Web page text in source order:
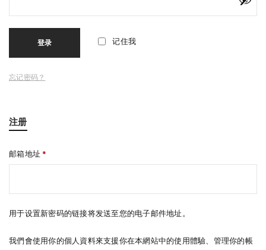
记住我
登录
忘记密码？
注册
邮箱地址 *
用于设置新密码的链接将发送至您的电子邮件地址。
我們會使用你的個人資料來支援你在本網站中的使用體驗、管理你的帳